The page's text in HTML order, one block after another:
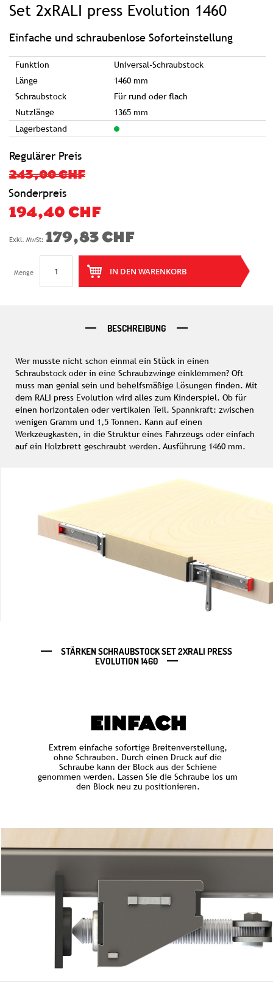
Set 2xRALI press Evolution 1460
Einfache und schraubenlose Soforteinstellung
Funktion
Universal-Schraubstock
Länge
1460 mm
Schraubstock
Für rund oder flach
Nutzlänge
1365 mm
Lagerbestand
Regulärer Preis
243,00 CHF
Sonderpreis
194,40 CHF
179,83 CHF
Menge IN DEN WARENKORB
Bildgalerie
BESCHREIBUNG
Wer musste nicht schon einmal ein Stück in einen
Schraubstock oder in eine Schraubzwinge einklemmen? Oft
muss man genial sein und behelfsmäßige Lösungen finden. Mit
dem RALI press Evolution wird alles zum Kinderspiel. Ob für
einen horizontalen oder vertikalen Teil. Spannkraft: zwischen
wenigen Gramm und 1,5 Tonnen. Kann auf einen
Werkzeugkasten, in die Struktur eines Fahrzeugs oder einfach
auf ein Holzbrett geschraubt werden. Ausführung 1460 mm.
STÄRKEN SCHRAUBSTOCK SET 2XRALI PRESS
EVOLUTION 1460
EINFACH
Extrem einfache sofortige Breitenverstellung,
ohne Schrauben. Durch einen Druck auf die
Schraube kann der Block aus der Schiene
genommen werden. Lassen Sie die Schraube los um
den Block neu zu positionieren.